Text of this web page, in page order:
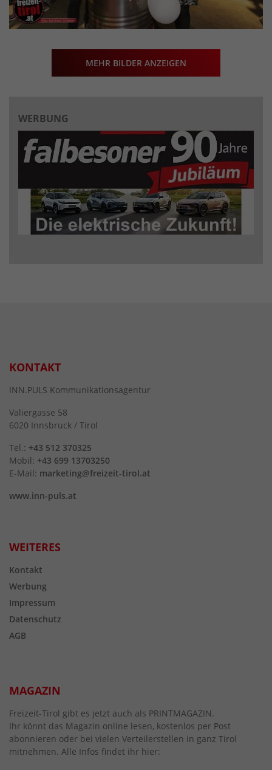
MEHR BILDER ANZEIGEN
WERBUNG
KONTAKT
INN.PULS Kommunikationsagentur
Valiergasse 58
6020 Innsbruck / Tirol
Tel.: +43 512 370325
Mobil: +43 699 13703250
E-Mail: marketing@freizeit-tirol.at
www.inn-puls.at
WEITERES
Kontakt
Werbung
Impressum
Datenschutz
AGB
MAGAZIN
Freizeit-Tirol gibt es jetzt auch als PRINTMAGAZIN.
Ihr könnt das Magazin online lesen, kostenlos per Post
abonnieren oder bei vielen Verteilerstellen in ganz Tirol
mitnehmen. Alle Infos findet ihr hier: